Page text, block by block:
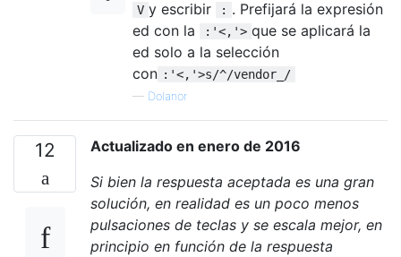
V y escribir : . Prefijará la expresión
ed con la
:'<,'> que se aplicará la
ed solo a la selección
con :'<,'>s/^/vendor_/
— Dolanor
12
Actualizado en enero de 2016
Si bien la respuesta aceptada es una gran
solución, en realidad es un poco menos
pulsaciones de teclas y se escala mejor, en
principio en función de la respuesta